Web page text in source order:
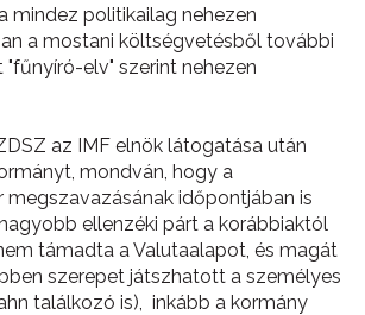
mindez politikailag nehezen
a mostani költségvetésből további
elv" szerint nehezen
az IMF elnök látogatása után
mondván, hogy a
időpontjában is
ellenzéki párt a korábbiaktól
támadta a Valutaalapot, és magát
szerepet játszhatott a személyes
találkozó is), inkább a kormány